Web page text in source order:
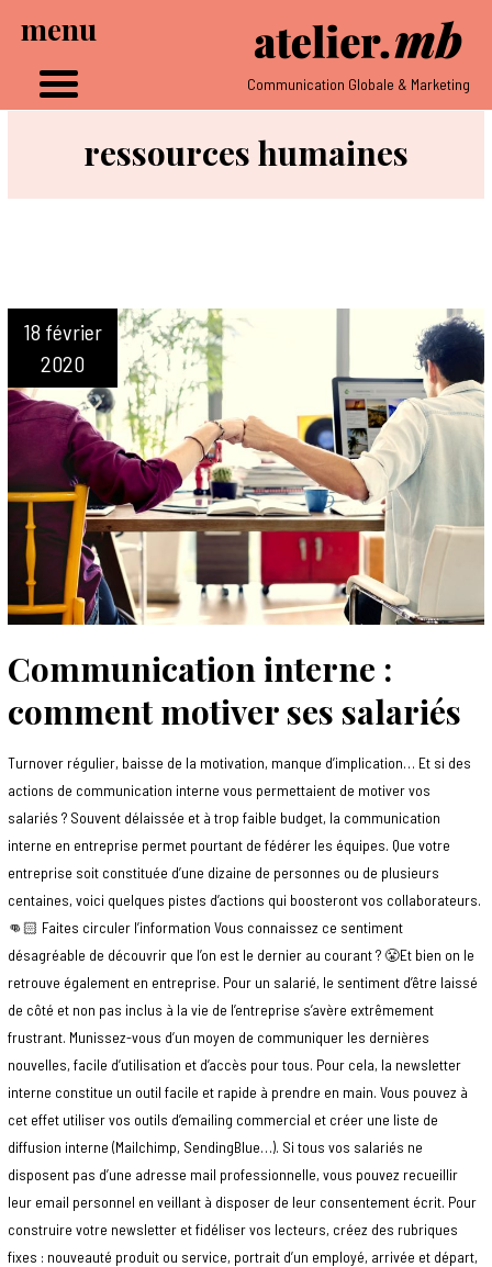
Communication Globale & Marketing
ressources humaines
Communication interne :
comment motiver ses salariés
18 février
2020
Turnover régulier, baisse de la motivation, manque d’implication… Et si des
actions de communication interne vous permettaient de motiver vos
salariés ? Souvent délaissée et à trop faible budget, la communication
interne en entreprise permet pourtant de fédérer les équipes. Que votre
entreprise soit constituée d’une dizaine de personnes ou de plusieurs
centaines, voici quelques pistes d’actions qui boosteront vos collaborateurs.
👊🏻 Faites circuler l’information Vous connaissez ce sentiment
désagréable de découvrir que l’on est le dernier au courant ? 😤Et bien on le
retrouve également en entreprise. Pour un salarié, le sentiment d’être laissé
de côté et non pas inclus à la vie de l’entreprise s’avère extrêmement
frustrant. Munissez-vous d’un moyen de communiquer les dernières
nouvelles, facile d’utilisation et d’accès pour tous. Pour cela, la newsletter
interne constitue un outil facile et rapide à prendre en main. Vous pouvez à
cet effet utiliser vos outils d’emailing commercial et créer une liste de
diffusion interne (Mailchimp, SendingBlue…). Si tous vos salariés ne
disposent pas d’une adresse mail professionnelle, vous pouvez recueillir
leur email personnel en veillant à disposer de leur consentement écrit. Pour
construire votre newsletter et fidéliser vos lecteurs, créez des rubriques
fixes : nouveauté produit ou service, portrait d’un employé, arrivée et départ,
menu